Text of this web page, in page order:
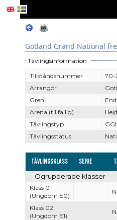
Gotland Grand National
Tävlingsinformation
Tillståndsnummer
70-
Arrangör
Gren
Arena (tillfällig)
Tävlingstyp
Tävlingsstatus
Tävlingsklass Serie
Ogrupperade klasser
Klass 01
(Ungdom E0)
Klass 02
(Ungdom E1)